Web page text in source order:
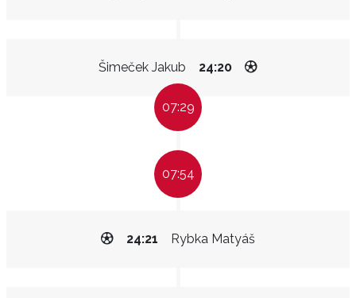
Šimeček Jakub 24:20
07:29
07:54
Rybka Matyáš
24:21